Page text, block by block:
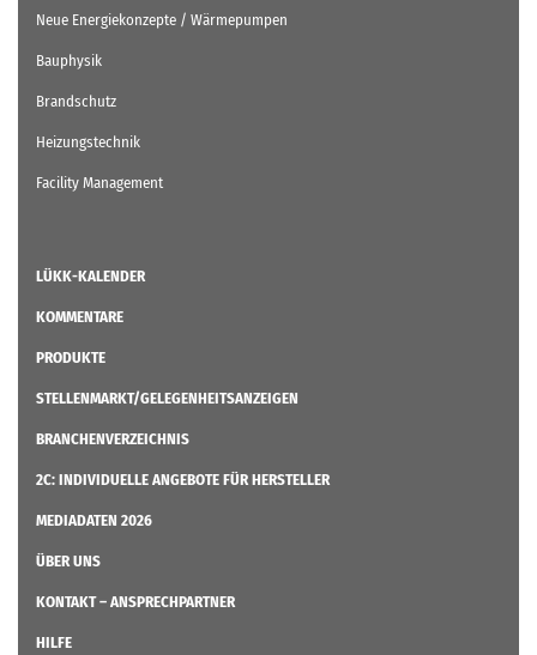
Neue Energiekonzepte / Wärmepumpen
Bauphysik
Brandschutz
Heizungstechnik
Facility Management
LÜKK-KALENDER
KOMMENTARE
PRODUKTE
STELLENMARKT/GELEGENHEITSANZEIGEN
BRANCHENVERZEICHNIS
2C: INDIVIDUELLE ANGEBOTE FÜR HERSTELLER
MEDIADATEN 2026
ÜBER UNS
KONTAKT – ANSPRECHPARTNER
HILFE